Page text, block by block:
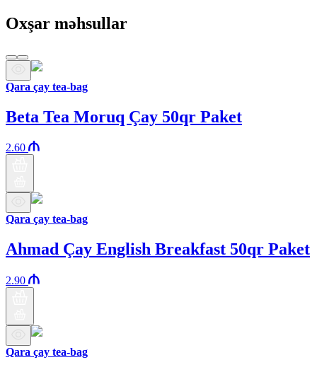
Oxşar məhsullar
Qara çay tea-bag
Beta Tea Moruq Çay 50qr Paket
2.60
Qara çay tea-bag
Ahmad Çay English Breakfast 50qr Paket
2.90
Qara çay tea-bag